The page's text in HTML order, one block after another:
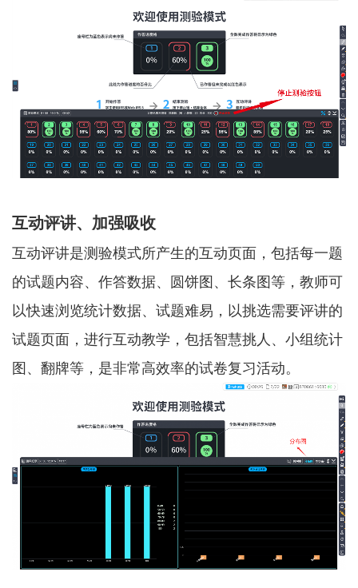
互动评讲、加强吸收
互动评讲是测验模式所产生的互动页面，包括每一题
的试题内容、作答数据、圆饼图、长条图等，教师可
以快速浏览统计数据、试题难易，以挑选需要评讲的
试题页面，进行互动教学，包括智慧挑人、小组统计
图、翻牌等，是非常高效率的试卷复习活动。